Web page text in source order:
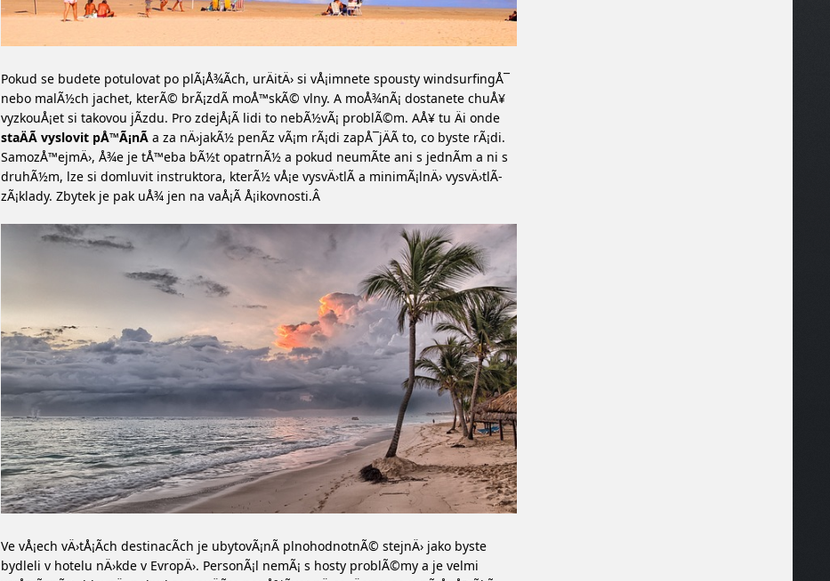
Pokud se budete potulovat po plÃ¡Å¾Ã­ch, urÄitÄ› si vÅ¡imnete spousty windsurfingÅ¯
nebo malÃ½ch jachet, kterÃ© brÃ¡zdÃ­ moÅ™skÃ© vlny. A moÅ¾nÃ¡ dostanete chuÅ¥
vyzkouÅ¡et si takovou jÃ­zdu. Pro zdejÅ¡Ã­ lidi to nebÃ½vÃ¡ problÃ©m. AÅ¥ tu Äi onde
staÄÃ­ vyslovit pÅ™Ã¡nÃ­ a za nÄ›jakÃ½ penÃ­z vÃ¡m rÃ¡di zapÅ¯jÄÃ­ to, co byste rÃ¡di.
SamozÅ™ejmÄ›, Å¾e je tÅ™eba bÃ½t opatrnÃ½ a pokud neumÃ­te ani s jednÃ­m a ni s
druhÃ½m, lze si domluvit instruktora, kterÃ½ vÅ¡e vysvÄ›tlÃ­ a minimÃ¡lnÄ› vysvÄ›tlÃ­
zÃ¡klady. Zbytek je pak uÅ¾ jen na vaÅ¡Ã­ Å¡ikovnosti.Â
Ve vÅ¡ech vÄ›tÅ¡Ã­ch destinacÃ­ch je ubytovÃ¡nÃ­ plnohodnotnÃ© stejnÄ› jako byste
bydleli v hotelu nÄ›kde v EvropÄ›. PersonÃ¡l nemÃ¡ s hosty problÃ©my a je velmi